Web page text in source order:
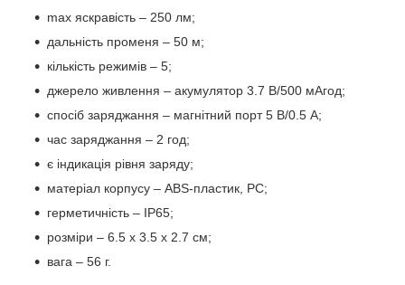
max яскравість – 250 лм;
дальність променя – 50 м;
кількість режимів – 5;
джерело живлення – акумулятор 3.7 В/500 мАгод;
спосіб заряджання – магнітний порт 5 В/0.5 А;
час заряджання – 2 год;
є індикація рівня заряду;
матеріал корпусу – ABS-пластик, PC;
герметичність – IP65;
розміри – 6.5 х 3.5 х 2.7 см;
вага – 56 г.